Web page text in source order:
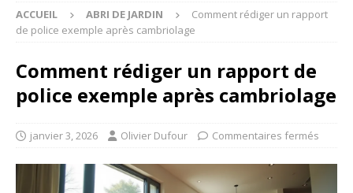
ACCUEIL ABRI DE JARDIN
Comment rédiger un rapport
de police exemple après cambriolage
Comment rédiger un rapport de
police exemple après cambriolage
janvier 3, 2026 Olivier Dufour Commentaires fermés